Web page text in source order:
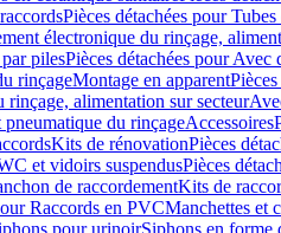
Pièces détachées pour
électronique du rinçage,
pilesPièces détachées pour
rinçageMontage en apparent
rinçage, alimentation sur secteur
du rinçageAccessoires
Kits de rénovationPièces
et vidoirs suspendusPièces
de raccordementKits de
Raccords en PVCManchettes et
pour urinoirSiphons en forme